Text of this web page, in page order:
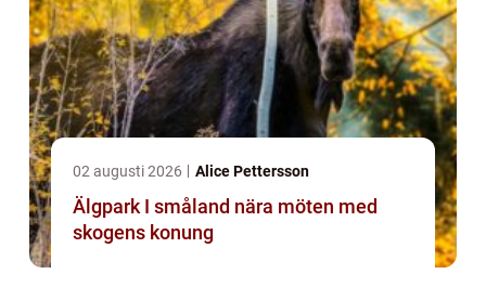
02 augusti 2026 Alice Pettersson
Älgpark I småland nära möten med
skogens konung